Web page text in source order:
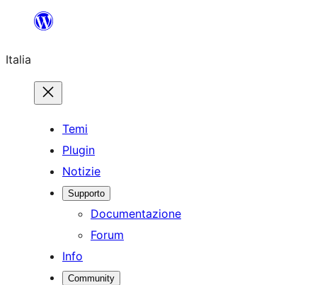
contenuto
Italia
Temi
Plugin
Notizie
Supporto
Documentazione
Forum
Info
Community